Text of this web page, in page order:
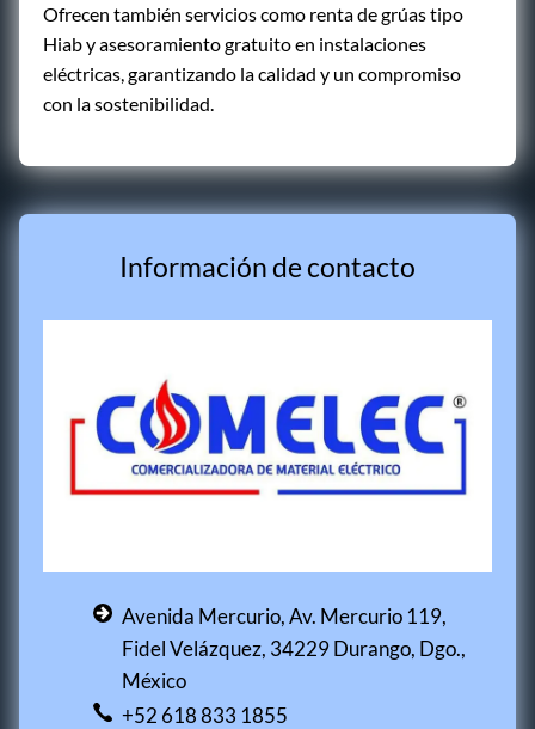
Ofrecen también servicios como renta de grúas tipo
Hiab y asesoramiento gratuito en instalaciones
eléctricas, garantizando la calidad y un compromiso
con la sostenibilidad.
Información de contacto
Avenida Mercurio, Av. Mercurio 119,
Fidel Velázquez, 34229 Durango, Dgo.,
México
+52 618 833 1855